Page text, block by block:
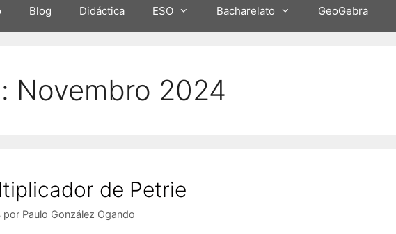
Blog Didáctica ESO Bacharelato GeoGebra
Novembro 2024
de Petrie
por Paulo González Ogando